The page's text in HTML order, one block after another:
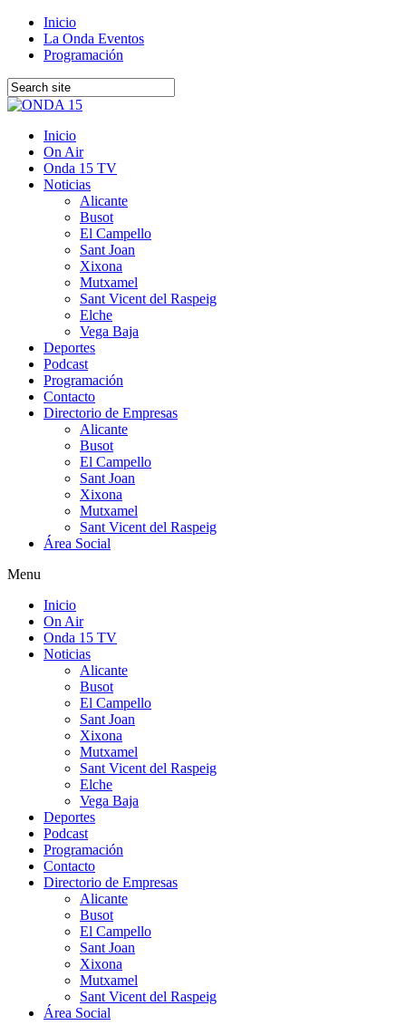
Inicio
La Onda Eventos
Programación
Inicio
On Air
Onda 15 TV
Noticias
Alicante
Busot
El Campello
Sant Joan
Xixona
Mutxamel
Sant Vicent del Raspeig
Elche
Vega Baja
Deportes
Podcast
Programación
Contacto
Directorio de Empresas
Alicante
Busot
El Campello
Sant Joan
Xixona
Mutxamel
Sant Vicent del Raspeig
Área Social
Menu
Inicio
On Air
Onda 15 TV
Noticias
Alicante
Busot
El Campello
Sant Joan
Xixona
Mutxamel
Sant Vicent del Raspeig
Elche
Vega Baja
Deportes
Podcast
Programación
Contacto
Directorio de Empresas
Alicante
Busot
El Campello
Sant Joan
Xixona
Mutxamel
Sant Vicent del Raspeig
Área Social